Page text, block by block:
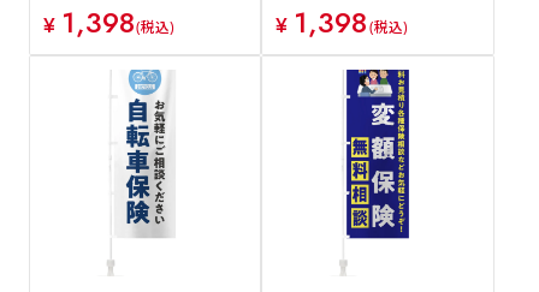
¥ 1,398(税込)
¥ 1,398(税込)